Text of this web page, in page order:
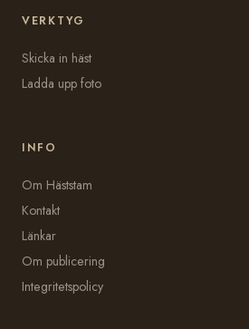
VERKTYG
Skicka in häst
Ladda upp foto
INFO
Om Häststam
Kontakt
Länkar
Om publicering
Integritetspolicy